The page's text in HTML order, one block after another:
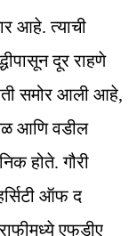
आहे. त्याची
दूर राहणे
समोर आली आहे,
आणि वडील
होते. गौरी
ऑफ द
एफडीए